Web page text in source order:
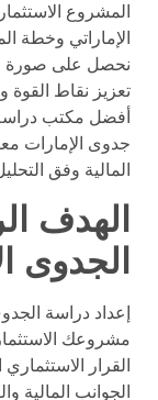
المشروع
الإماراتي وخطة
نحصل على صورة
تعزيز نقاط
أفضل مكتب
جدوى الإمارات
المالية وفق
الهدف
الجدوى
إعداد دراسة
مشروعك
القرار
الجوانب المالية